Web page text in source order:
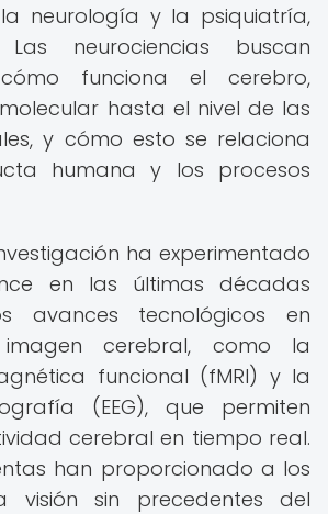
neurología y la psiquiatría,
neurociencias buscan
funciona el cerebro,
hasta el nivel de las
y cómo esto se relaciona
humana y los procesos
ha experimentado
en las últimas décadas
avances tecnológicos en
cerebral, como la
funcional (fMRI) y la
(EEG), que permiten
cerebral en tiempo real.
han proporcionado a los
visión sin precedentes del